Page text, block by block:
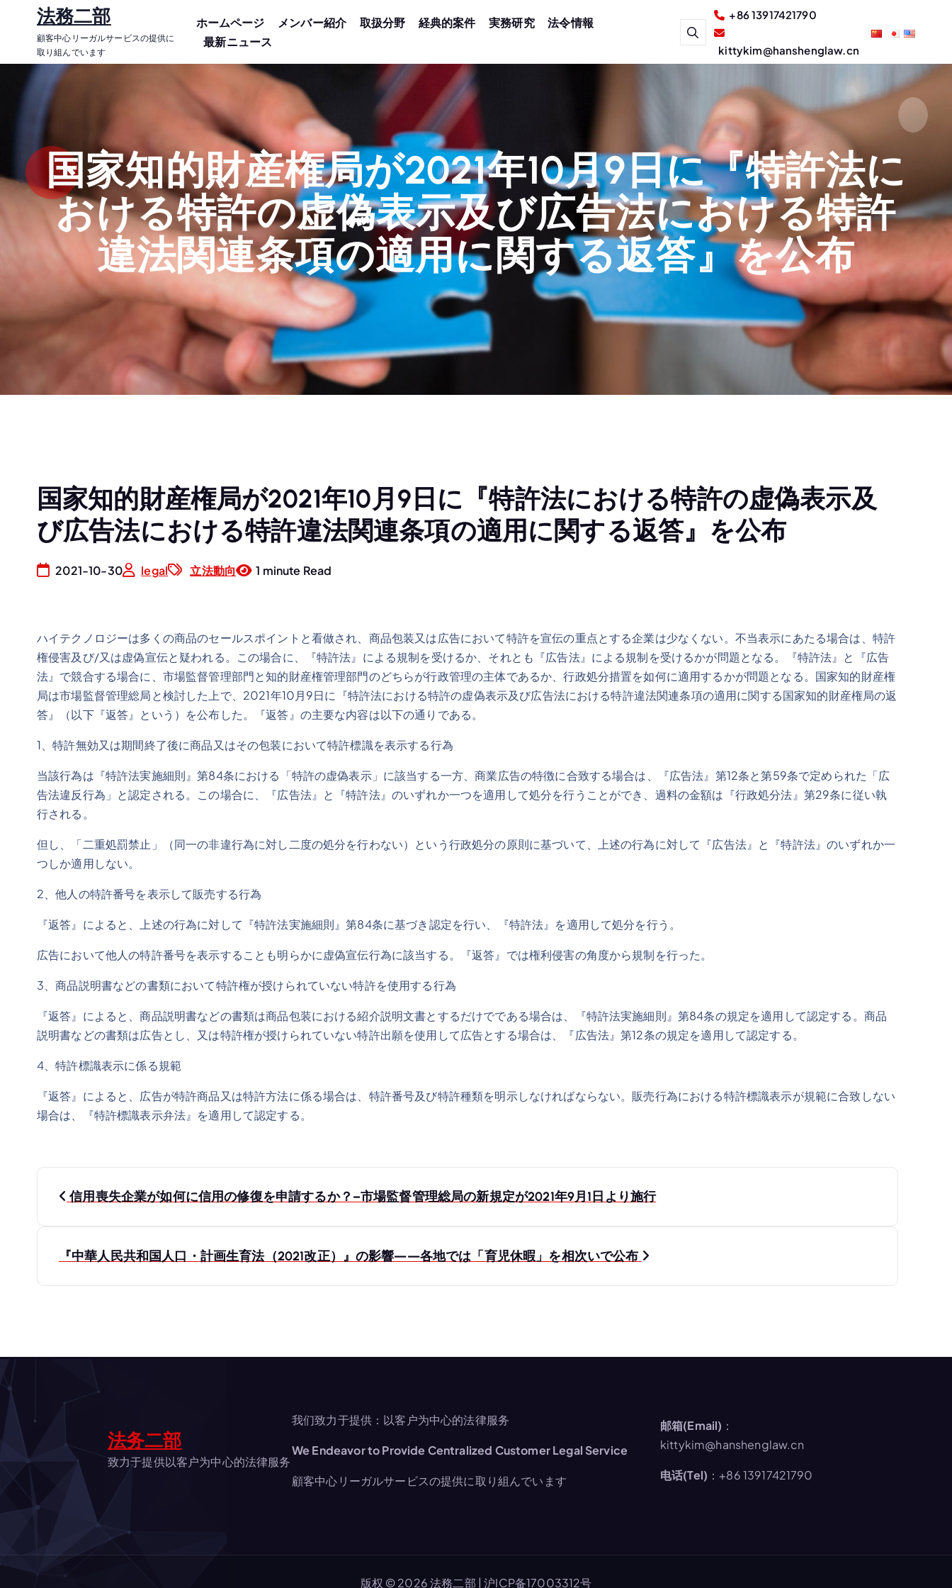
ン
プ
法務二部
顧客中心リーガルサービスの提供に
取り組んでいます
ホームページ メンバー紹介 取扱分野 経典的案件 実務研究
法令情報
最新ニュース
+86 13917421790
kittykim@hanshenglaw.cn
国家知的財産権局が2021年10月9日に『特許法に
おける特許の虚偽表示及び広告法における特許
違法関連条項の適用に関する返答』を公布
国家知的財産権局が2021年10月9日に『特許法における特許の虚偽表示及
び広告法における特許違法関連条項の適用に関する返答』を公布
2021-10-30 legal 立法動向 1 minute Read
ハイテクノロジーは多くの商品のセールスポイントと看做され、商品包装又は広告において特許を宣伝の重点とする企業は少なくない。不当表示にあたる場合は、特許
権侵害及び/又は虚偽宣伝と疑われる。この場合に、『特許法』による規制を受けるか、それとも『広告法』による規制を受けるかが問題となる。『特許法』と『広告
法』で競合する場合に、市場監督管理部門と知的財産権管理部門のどちらが行政管理の主体であるか、行政処分措置を如何に適用するかが問題となる。国家知的財産権
局は市場監督管理総局と検討した上で、2021年10月9日に『特許法における特許の虚偽表示及び広告法における特許違法関連条項の適用に関する国家知的財産権局の返
答』（以下『返答』という）を公布した。『返答』の主要な内容は以下の通りである。
1、特許無効又は期間終了後に商品又はその包装において特許標識を表示する行為
当該行為は『特許法実施細則』第84条における「特許の虚偽表示」に該当する一方、商業広告の特徴に合致する場合は、『広告法』第12条と第59条で定められた「広
告法違反行為」と認定される。この場合に、『広告法』と『特許法』のいずれか一つを適用して処分を行うことができ、過料の金額は『行政処分法』第29条に従い執
行される。
但し、「二重処罰禁止」（同一の非違行為に対し二度の処分を行わない）という行政処分の原則に基づいて、上述の行為に対して『広告法』と『特許法』のいずれか一
つしか適用しない。
2、他人の特許番号を表示して販売する行為
『返答』によると、上述の行為に対して『特許法実施細則』第84条に基づき認定を行い、『特許法』を適用して処分を行う。
広告において他人の特許番号を表示することも明らかに虚偽宣伝行為に該当する。『返答』では権利侵害の角度から規制を行った。
3、商品説明書などの書類において特許権が授けられていない特許を使用する行為
『返答』によると、商品説明書などの書類は商品包装における紹介説明文書とするだけでである場合は、『特許法実施細則』第84条の規定を適用して認定する。商品
説明書などの書類は広告とし、又は特許権が授けられていない特許出願を使用して広告とする場合は、『広告法』第12条の規定を適用して認定する。
4、特許標識表示に係る規範
『返答』によると、広告が特許商品又は特許方法に係る場合は、特許番号及び特許種類を明示しなければならない。販売行為における特許標識表示が規範に合致しない
場合は、『特許標識表示弁法』を適用して認定する。
投
ナ
ョ
ン
信用喪失企業が如何に信用の修復を申請するか？–市場監督管理総局の新規定が2021年9月1日より施行
『中華人民共和国人口・計画生育法（2021改正）』の影響——各地では「育児休暇」を相次いで公布
法务二部
致力于提供以客户为中心的法律服务
我们致力于提供：以客户为中心的法律服务
We Endeavor to Provide Centralized Customer Legal Service
顧客中心リーガルサービスの提供に取り組んでいます
邮箱(Email) ：
kittykim@hanshenglaw.cn
电话(Tel) ：+86 13917421790
版权 © 2026 法務二部 |沪ICP备17003312号